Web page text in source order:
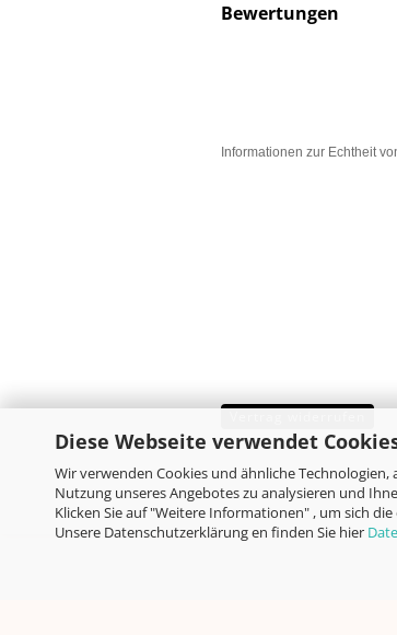
Diese Webseite verwendet
Wir verwenden Cookies und ähnliche
Nutzung unseres Angebotes zu analysieren und
Klicken Sie auf "Weitere Informationen" , um sich
Unsere Datenschutzerklärung en finden Sie hier
Bewertungen
Informationen zur Echtheit